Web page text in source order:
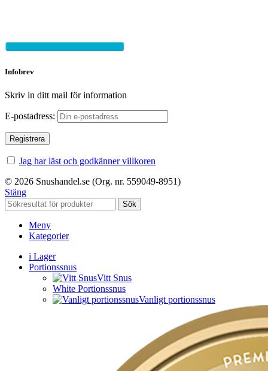
Infobrev
Skriv in ditt mail för information
E-postadress:
Jag har läst och godkänner villkoren
© 2026 Snushandel.se (Org. nr. 559049-8951)
Stäng
Sök
Meny
Kategorier
i Lager
Portionssnus
Vitt Snus
White Portionssnus
Vanligt portionssnus